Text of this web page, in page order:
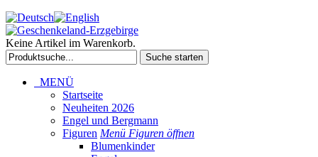
Keine Artikel im Warenkorb.
Suche starten
MENÜ
Startseite
Neuheiten 2026
Engel und Bergmann
Figuren Menü Figuren öffnen
Blumenkinder